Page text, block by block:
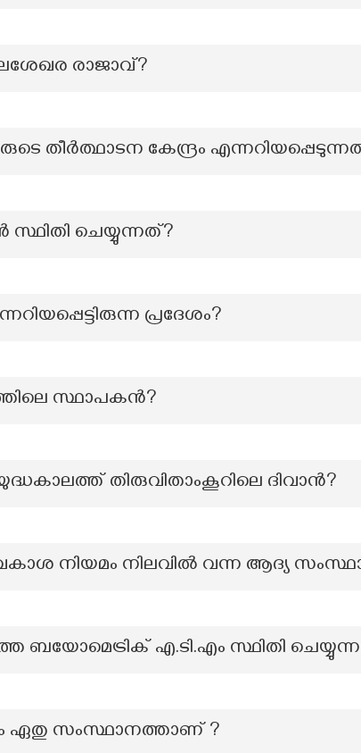
രാജാവ്?
തീർത്ഥാടന കേന്ദ്രം
ചെയ്യുന്നത്?
പ്രദേശം?
സ്ഥാപകൻ?
തിരുവിതാംകൂറിലെ ദിവാൻ?
നിയമം നിലവിൽ വന്ന ആദ്യ
ബയോമെട്രിക് എ.ടി.എം സ്ഥിതി
ഏതു സംസ്ഥാനത്താണ് ?